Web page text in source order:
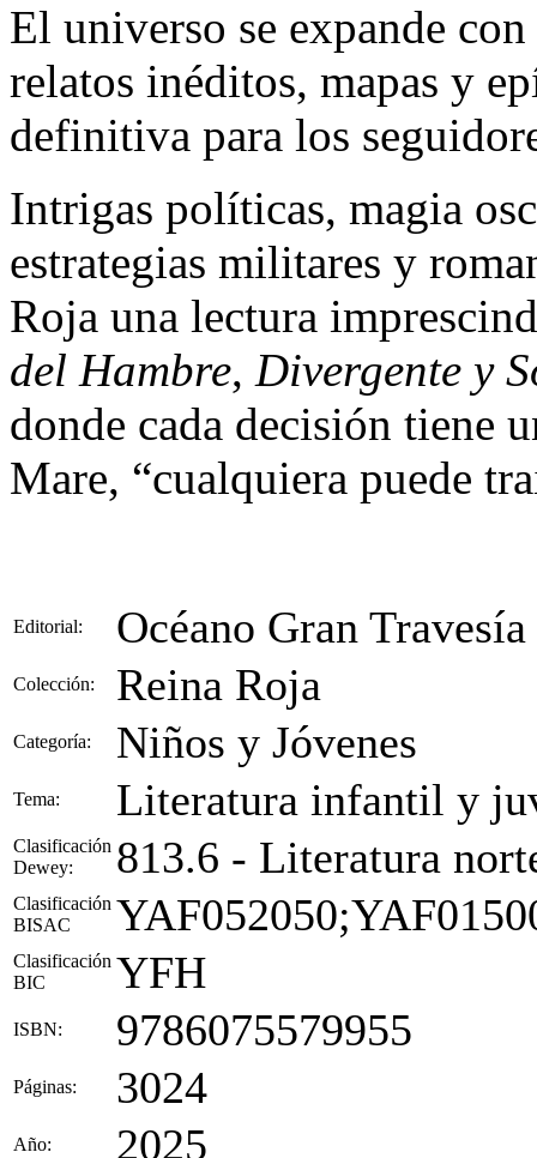
El universo se expande con
relatos inéditos, mapas y
definitiva para los
Intrigas políticas, magia
estrategias militares y
Roja una lectura
del Hambre, Divergente y
donde cada decisión tiene
Mare, “cualquiera puede
Editorial: Océano Gran Travesía
Colección: Reina Roja
Categoría: Niños y Jóvenes
Tema: Literatura infantil y
Clasificación
Dewey:
813.6 - Literatura
Clasificación
BISAC
Clasificación
BIC
YFH
ISBN: 9786075579955
Páginas: 3024
Año: 2025